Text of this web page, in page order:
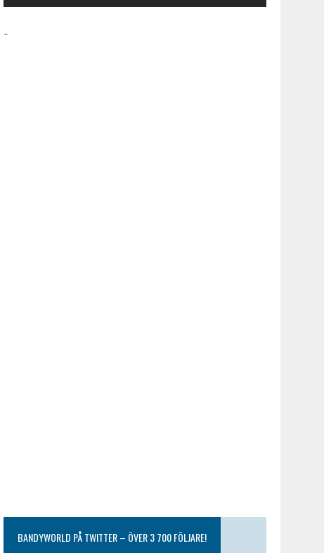
-
BANDYWORLD PÅ TWITTER – ÖVER 3 700 FÖLJARE!